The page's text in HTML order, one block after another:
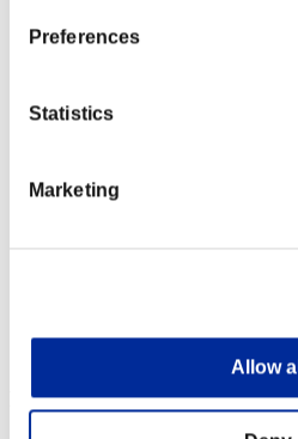
Preferences
Statistics
Marketing
Allow all
NV personnage: 40 ou moins
Récompenses